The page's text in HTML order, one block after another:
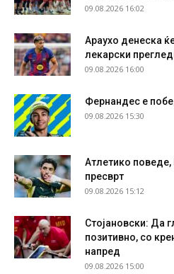
09.08.2026 16:02
Араухо денеска
лекарски
09.08.2026 16:00
Фернандес е
09.08.2026 15:30
Атлетико
пресврт
09.08.2026 15:12
Стојановски: Да
позитивно, со
напред
09.08.2026 15:00